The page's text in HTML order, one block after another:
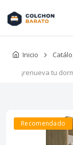
Inicio
¡renueva tu
Recomendado